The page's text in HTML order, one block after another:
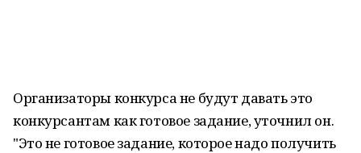
Организаторы конкурса не будут давать это
конкурсантам как готовое задание, уточнил он.
"Это не готовое задание, которое надо получить